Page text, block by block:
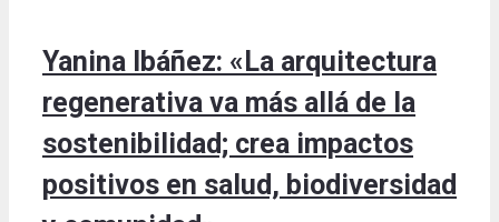
Yanina Ibáñez: «La arquitectura
regenerativa va más allá de la
sostenibilidad; crea impactos
positivos en salud, biodiversidad